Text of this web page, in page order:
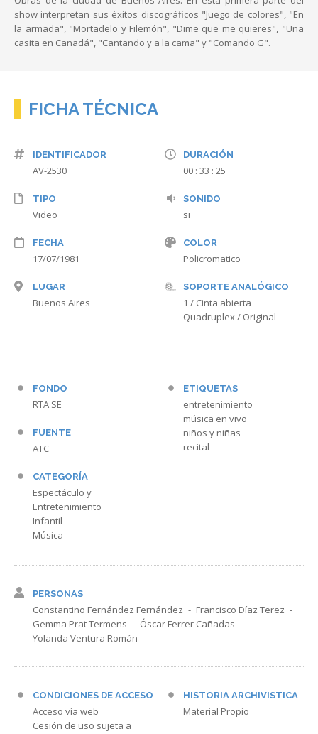
show interpretan sus éxitos discográficos "Juego de colores", "En
la armada", "Mortadelo y Filemón", "Dime que me quieres", "Una
casita en Canadá", "Cantando y a la cama" y "Comando G".
FICHA TÉCNICA
IDENTIFICADOR
AV-2530
TIPO
Video
FECHA
17/07/1981
LUGAR
Buenos Aires
DURACIÓN
00 : 33 : 25
SONIDO
si
COLOR
Policromatico
SOPORTE ANALÓGICO
1 / Cinta abierta
Quadruplex / Original
FONDO
RTA SE
FUENTE
ATC
CATEGORÍA
Espectáculo y
Entretenimiento
Infantil
Música
ETIQUETAS
entretenimiento
música en vivo
niños y niñas
recital
PERSONAS
Constantino Fernández Fernández
Francisco Díaz Terez
Gemma Prat Termens
Óscar Ferrer Cañadas
Yolanda Ventura Román
CONDICIONES DE ACCESO
Acceso vía web
Cesión de uso sujeta a
HISTORIA ARCHIVISTICA
Material Propio